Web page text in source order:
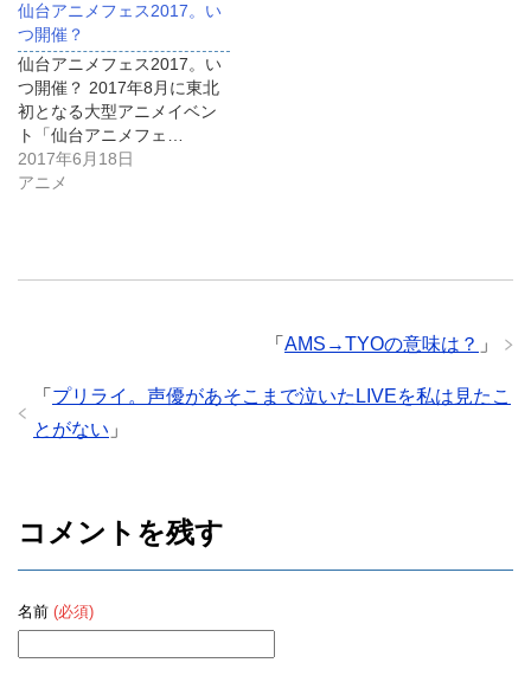
仙台アニメフェス2017。い
つ開催？
仙台アニメフェス2017。い
つ開催？ 2017年8月に東北
初となる大型アニメイベン
ト「仙台アニメフェ…
2017年6月18日
アニメ
「 AMS→TYOの意味は？ 」
「 プリライ。声優があそこまで泣いたLIVEを私は見たこ
とがない 」
コメントを残す
名前 (必須)